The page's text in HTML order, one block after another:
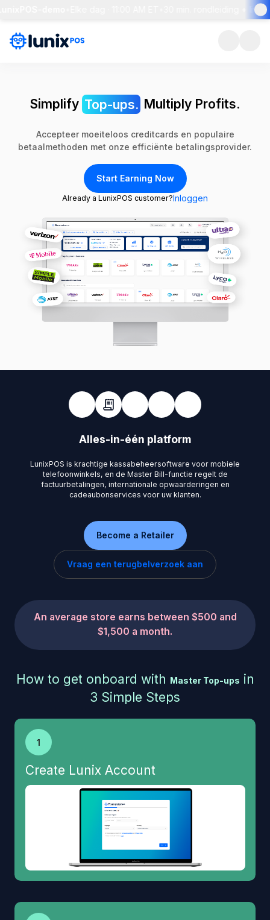
30 min. rondleiding + live
Simplify Top-ups. Multiply Profits.
Accepteer moeiteloos creditcards en populaire
betaalmethoden met onze efficiënte betalingsprovider.
Start Earning Now
Already a LunixPOS customer?Inloggen
Alles-in-één platform
LunixPOS is krachtige kassabeheersoftware voor mobiele
telefoonwinkels, en de Master Bill-functie regelt de
factuurbetalingen, internationale opwaarderingen en
cadeaubonservices voor uw klanten.
Become a Retailer
Vraag een terugbelverzoek aan
An average store earns between $500 and
$1,500 a month.
How to get onboard with Master Top-ups in
3 Simple Steps
1
Create Lunix Account